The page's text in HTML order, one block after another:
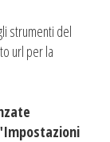
strumenti del
url per la